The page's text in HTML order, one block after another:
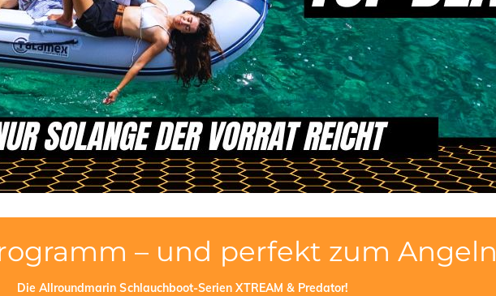
– und perfekt zum Angeln
Die Allroundmarin Schlauchboot-Serien XTREAM & Predator!